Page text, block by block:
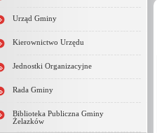
Urząd Gminy
Kierownictwo Urzędu
Jednostki Organizacyjne
Rada Gminy
Biblioteka Publiczna Gminy
Żelazków